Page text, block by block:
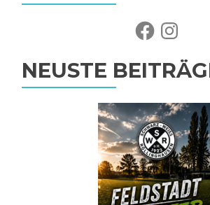
FacebookInstagram
NEUSTE